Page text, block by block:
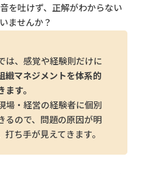
を吐けず、正解がわからない
ませんか？
は、感覚や経験則だけに
織マネジメントを体系的
ます。
場・経営の経験者に個別
るので、問題の原因が明
打ち手が見えてきます。